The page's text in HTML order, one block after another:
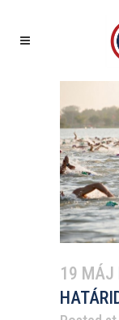
19 MÁJ